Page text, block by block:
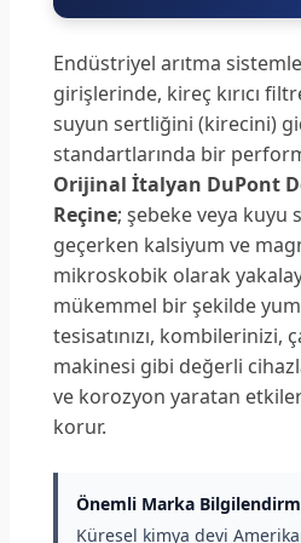
Endüstriyel arıtma
girişlerinde, kireç kırıcı
suyun sertliğini (kirecini)
standartlarında bir
Orijinal İtalyan DuPont
Reçine; şebeke veya kuyu
geçerken kalsiyum ve
mikroskobik olarak
mükemmel bir şekilde
tesisatınızı, kombilerinizi,
makinesi gibi değerli
ve korozyon yaratan
korur.
Önemli Marka
Küresel kimya devi